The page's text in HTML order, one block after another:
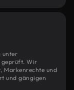
unter
geprüft. Wir
Markenrechte und
und gängigen